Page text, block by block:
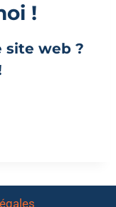
!
site web ?